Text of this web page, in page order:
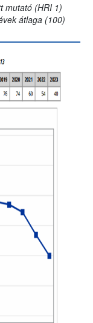
mutató (HRI 1)
átlaga (100)